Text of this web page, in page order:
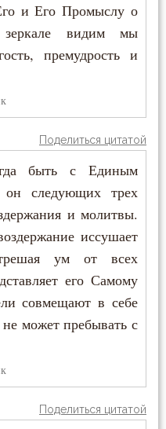
и Его Промыслу о
видим мы
премудрость и
Поделиться цитатой
быть с Единым
следующих трех
и молитвы.
иссушает
ум от всех
его Самому
совмещают в себе
может пребывать с
Поделиться цитатой